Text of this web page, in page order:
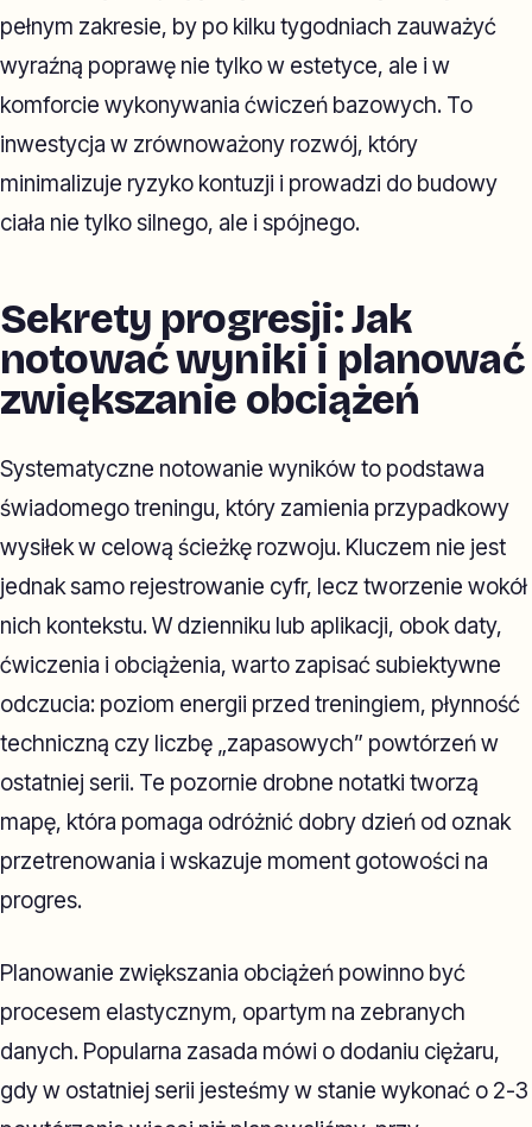
pełnym zakresie, by po kilku tygodniach zauważyć
wyraźną poprawę nie tylko w estetyce, ale i w
komforcie wykonywania ćwiczeń bazowych. To
inwestycja w zrównoważony rozwój, który
minimalizuje ryzyko kontuzji i prowadzi do budowy
ciała nie tylko silnego, ale i spójnego.
Sekrety progresji: Jak
notować wyniki i planować
zwiększanie obciążeń
Systematyczne notowanie wyników to podstawa
świadomego treningu, który zamienia przypadkowy
wysiłek w celową ścieżkę rozwoju. Kluczem nie jest
jednak samo rejestrowanie cyfr, lecz tworzenie wokół
nich kontekstu. W dzienniku lub aplikacji, obok daty,
ćwiczenia i obciążenia, warto zapisać subiektywne
odczucia: poziom energii przed treningiem, płynność
techniczną czy liczbę „zapasowych” powtórzeń w
ostatniej serii. Te pozornie drobne notatki tworzą
mapę, która pomaga odróżnić dobry dzień od oznak
przetrenowania i wskazuje moment gotowości na
progres.
Planowanie zwiększania obciążeń powinno być
procesem elastycznym, opartym na zebranych
danych. Popularna zasada mówi o dodaniu ciężaru,
gdy w ostatniej serii jesteśmy w stanie wykonać o 2-3